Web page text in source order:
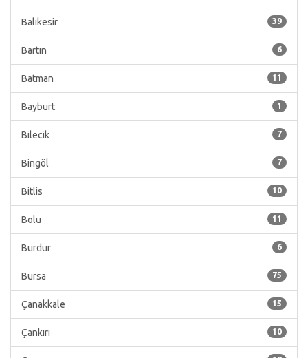
39
Balıkesir
6
Bartın
11
Batman
1
Bayburt
7
Bilecik
7
Bingöl
10
Bitlis
11
Bolu
6
Burdur
75
Bursa
15
Çanakkale
10
Çankırı